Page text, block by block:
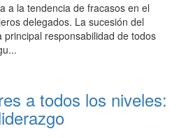
a la tendencia de fracasos en el
delegados. La sucesión del
responsabilidad de todos
a todos los niveles: